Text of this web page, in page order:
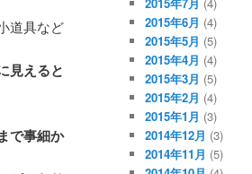
道具など
見えると
で事細か
2015年6月 (4)
2015年5月 (5)
2015年4月 (4)
2015年3月 (5)
2015年2月 (4)
2015年1月 (3)
2014年12月 (3)
2014年11月 (5)